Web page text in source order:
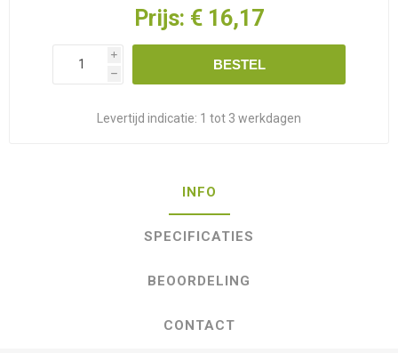
Prijs: € 16,17
i
h
BESTEL
Levertijd indicatie: 1 tot 3 werkdagen
INFO
SPECIFICATIES
BEOORDELING
CONTACT